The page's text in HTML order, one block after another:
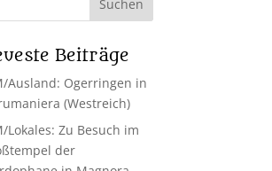
Beiträge
Ausland: Ogerringen in
(Westreich)
Lokales: Zu Besuch im
der